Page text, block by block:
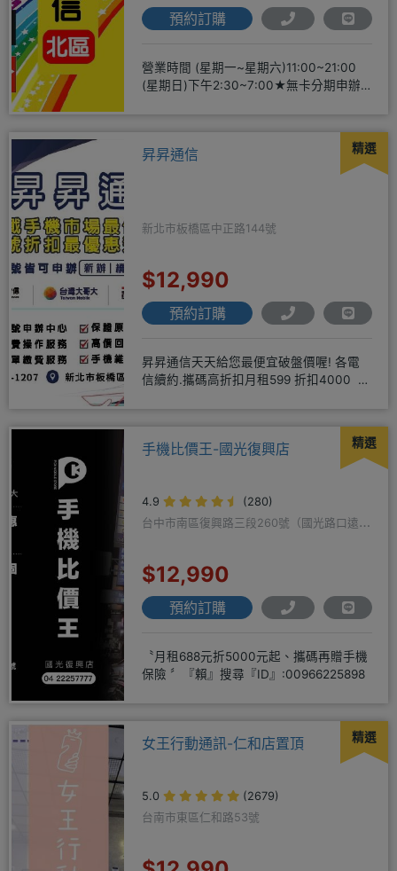
預約訂購
營業時間 (星期一~星期六)11:00~21:00
(星期日)下午2:30~7:00★無卡分期申辦
精選
昇昇通信
新北市板橋區中正路144號
$12,990
預約訂購
昇昇通信天天給您最便宜破盤價喔! 各電
信續約.攜碼高折扣月租599 折扣4000 月
精選
手機比價王-國光復興店
4.9
(280)
台中市南區復興路三段260號（國光路口遠傳
$12,990
預約訂購
〝月租688元折5000元起、攜碼再贈手機
保險 〞『賴』搜尋『ID』:00966225898
精選
女王行動通訊-仁和店置頂
5.0
(2679)
台南市東區仁和路53號